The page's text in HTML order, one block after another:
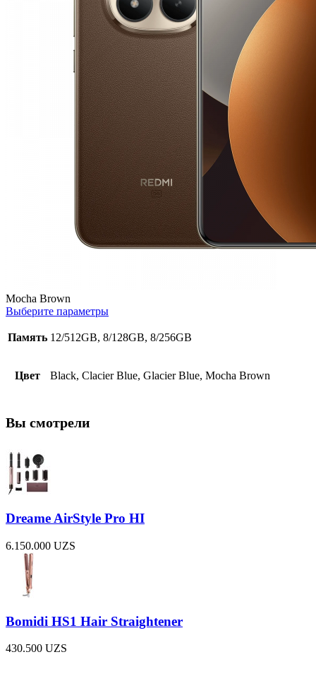
Mocha Brown
Выберите параметры
Память 12/512GB, 8/128GB, 8/256GB
Цвет Black, Clacier Blue, Glacier Blue, Mocha Brown
Вы смотрели
Dreame AirStyle Pro HI
6.150.000 UZS
Bomidi HS1 Hair Straightener
430.500 UZS